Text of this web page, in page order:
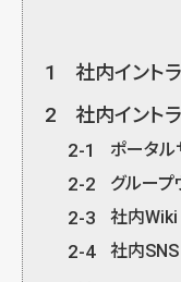
1 社内イント
2 社内イント
2-1 ポータル
2-2 グループ
2-3 社内Wiki
2-4 社内SNS